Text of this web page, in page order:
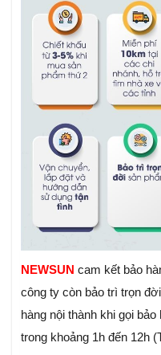
NEWSUN cam kết bảo
công ty còn bảo trì trọn
hàng nội thành khi gọi
trong khoảng 1h đến 12h